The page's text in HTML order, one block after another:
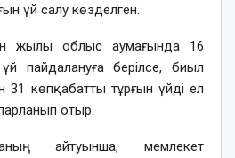
үй салу көзделген.
жылы облыс аумағында 16
пайдалануға берілсе, биыл
31 көпқабатты тұрғын үйді ел
отыр.
айтуынша, мемлекет